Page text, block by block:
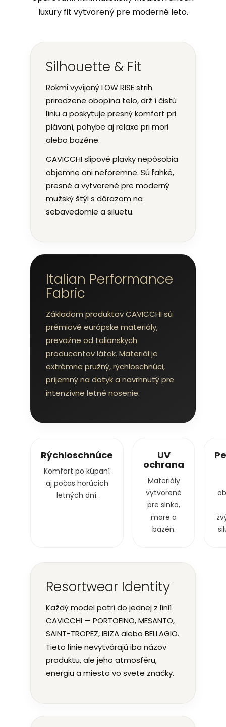
luxury fit vytvorený pre moderné leto.
Silhouette & Fit
Rokmi vyvíjaný LOW RISE strih
prirodzene obopína telo, drž í čistú
líniu a poskytuje presný komfort pri
plávaní, pohybe aj relaxe pri mori
alebo bazéne.
CAVICCHI slipové plavky nepôsobia
objemne ani neforemne. Sú ľahké,
presné a vytvorené pre moderný
mužský štýl s dôrazom na
sebavedomie a siluetu.
Italian Performance
Fabric
Základom produktov CAVICCHI sú
prémiové európske materiály,
prevažne od talianskych
producentov látok. Materiál je
extrémne pružný, rýchloschnúci,
príjemný na dotyk a navrhnutý pre
intenzívne letné nosenie.
Rýchloschnúce
Komfort po kúpaní
aj počas horúcich
letných dní.
UV
ochrana
Materiály
vytvorené
pre slnko,
more a
bazén.
Resortwear Identity
Každý model patrí do jednej z línií
CAVICCHI — PORTOFINO, MESANTO,
SAINT-TROPEZ, IBIZA alebo BELLAGIO.
Tieto línie nevytvárajú iba názov
produktu, ale jeho atmosféru,
energiu a miesto vo svete značky.